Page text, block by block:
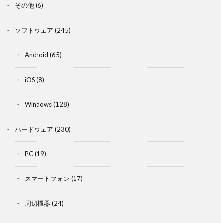
その他(6)
ソフトウェア (245)
Android (65)
iOS (8)
Windows(128)
ハードウェア (230)
PC(19)
スマートフォン (17)
周辺機器 (24)